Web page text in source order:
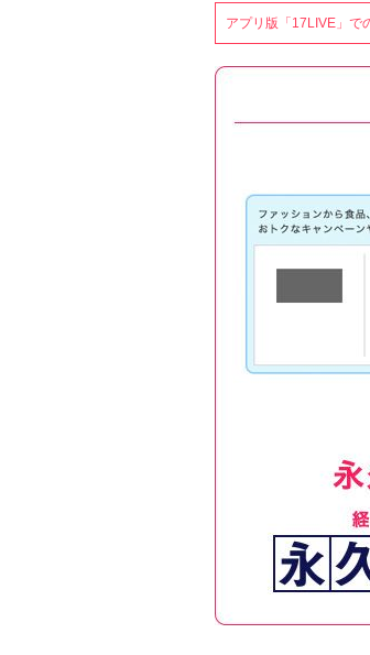
アプリ版「17LIVE」で